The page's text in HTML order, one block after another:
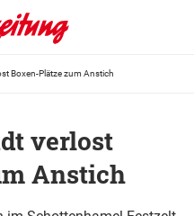
Boxen-Plätze zum Anstich
verlost
Anstich